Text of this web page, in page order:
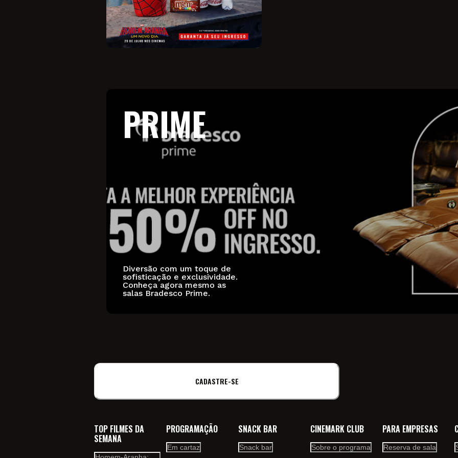
PRIME
Diversão com um toque de
sofisticação e exclusividade.
Conheça agora mesmo as
salas Bradesco Prime.
CADASTRE-SE
TOP FILMES DA
SEMANA
PROGRAMAÇÃO
Em cartaz
SNACK BAR
Snack bar
CINEMARK CLUB
Sobre o programa
PARA EMPRESAS
Reserva de sala